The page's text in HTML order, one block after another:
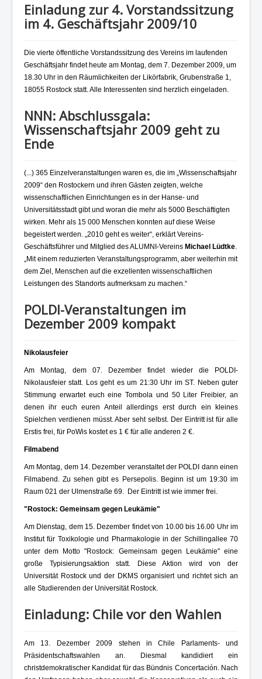
Einladung zur 4. Vorstandssitzung
im 4. Geschäftsjahr 2009/10
Die vierte öffentliche Vorstandssitzung des Vereins im laufenden
Geschäftsjahr findet heute am Montag, dem 7. Dezember 2009, um
18.30 Uhr in den Räumlichkeiten der Likörfabrik, Grubenstraße 1,
18055 Rostock statt. Alle Interessenten sind herzlich eingeladen.
NNN: Abschlussgala:
Wissenschaftsjahr 2009 geht zu
Ende
(...) 365 Einzelveranstaltungen waren es, die im „Wissenschaftsjahr
2009“ den Rostockern und ihren Gästen zeigten, welche
wissenschaftlichen Einrichtungen es in der Hanse- und
Universitätsstadt gibt und woran die mehr als 5000 Beschäftigten
wirken. Mehr als 15 000 Menschen konnten auf diese Weise
begeistert werden. „2010 geht es weiter“, erklärt Vereins-
Geschäftsführer und Mitglied des ALUMNI-Vereins Michael Lüdtke.
„Mit einem reduzierten Veranstaltungsprogramm, aber weiterhin mit
dem Ziel, Menschen auf die exzellenten wissenschaftlichen
Leistungen des Standorts aufmerksam zu machen.“
POLDI-Veranstaltungen im
Dezember 2009 kompakt
Nikolausfeier
Am Montag, dem 07. Dezember findet wieder die POLDI-
Nikolausfeier statt. Los geht es um 21:30 Uhr im ST. Neben guter
Stimmung erwartet euch eine Tombola und 50 Liter Freibier, an
denen ihr euch euren Anteil allerdings erst durch ein kleines
Spielchen verdienen müsst. Aber seht selbst. Der Eintritt ist für alle
Erstis frei, für PoWis kostet es 1 € für alle anderen 2 €.
Filmabend
Am Montag, dem 14. Dezember veranstaltet der POLDI dann einen
Filmabend. Zu sehen gibt es Persepolis. Beginn ist um 19:30 im
Raum 021 der Ulmenstraße 69. Der Eintritt ist wie immer frei.
"Rostock: Gemeinsam gegen Leukämie"
Am Dienstag, dem 15. Dezember findet von 10.00 bis 16.00 Uhr im
Institut für Toxikologie und Pharmakologie in der Schillingallee 70
unter dem Motto "Rostock: Gemeinsam gegen Leukämie" eine
große Typisierungsaktion statt. Diese Aktion wird von der
Universität Rostock und der DKMS organisiert und richtet sich an
alle Studierenden der Universität Rostock.
Einladung: Chile vor den Wahlen
Am 13. Dezember 2009 stehen in Chile Parlaments- und
Präsidentschaftswahlen an. Diesmal kandidiert ein
christdemokratischer Kandidat für das Bündnis Concertación. Nach